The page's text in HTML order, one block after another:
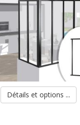
Détails et options ...